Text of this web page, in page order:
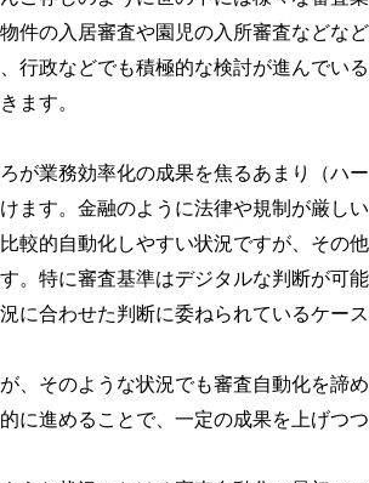
件の入居審査や園児の入所審査などな
行政などでも積極的な検討が進んでい
ます。
が業務効率化の成果を焦るあまり（ハ
ます。金融のように法律や規制が厳し
較的自動化しやすい状況ですが、その
。特に審査基準はデジタルな判断が可
に合わせた判断に委ねられているケース
、そのような状況でも審査自動化を諦
に進めることで、一定の成果を上げつ